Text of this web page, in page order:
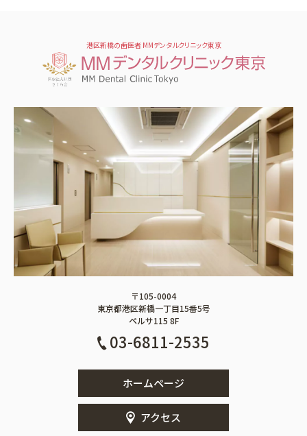
港区新橋の歯医者 MMデンタルクリニック東京
〒105-0004
東京都港区新橋一丁目15番5号
ペルサ115 8F
03-6811-2535
ホームページ
アクセス